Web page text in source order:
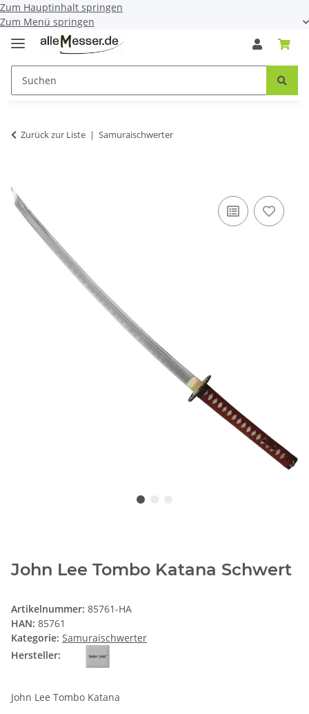
Zum Hauptinhalt springen
Zum Menü springen
Zurück zur Liste Samuraischwerter
John Lee Tombo Katana Schwert
Artikelnummer: 85761-HA
HAN: 85761
Kategorie: Samuraischwerter
Hersteller:
John Lee Tombo Katana